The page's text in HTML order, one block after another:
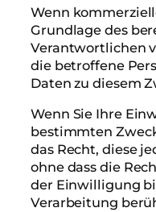
Wenn
Grundlage des
Verantwortlichen
die betroffene
Daten zu diesem
Wenn Sie Ihre
bestimmten
das Recht, diese
ohne dass die
der Einwilligung
Verarbeitung